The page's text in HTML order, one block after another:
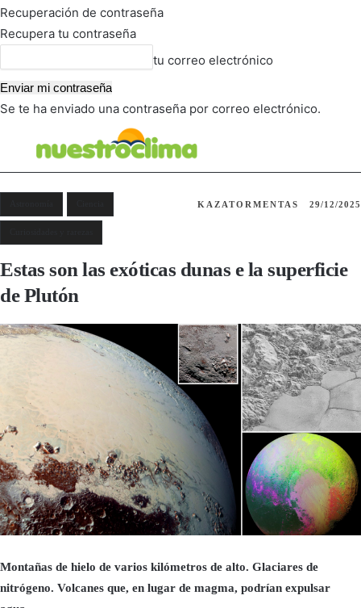
Recuperación de contraseña
Recupera tu contraseña
tu correo electrónico
Se te ha enviado una contraseña por correo electrónico.
KAZATORMENTAS 29/12/2025
Estas son las exóticas dunas e la superficie
de Plutón
Montañas de hielo de varios kilómetros de alto. Glaciares de
nitrógeno. Volcanes que, en lugar de magma, podrían expulsar